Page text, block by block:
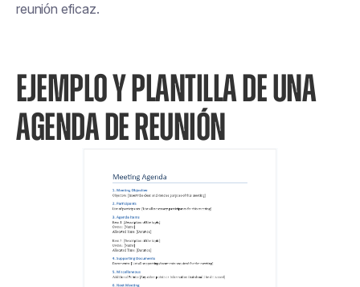
reunión eficaz.
EJEMPLO Y PLANTILLA DE UNA
AGENDA DE REUNIÓN